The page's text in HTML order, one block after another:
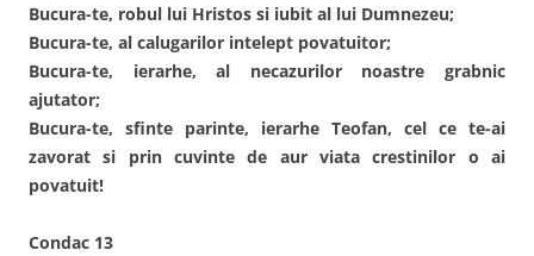
Bucura-te, robul lui Hristos si iubit al lui Dumnezeu;
Bucura-te, al calugarilor intelept povatuitor;
Bucura-te, ierarhe, al necazurilor noastre grabnic
ajutator;
Bucura-te, sfinte parinte, ierarhe Teofan, cel ce te-ai
zavorat si prin cuvinte de aur viata crestinilor o ai
povatuit!
Condac 13